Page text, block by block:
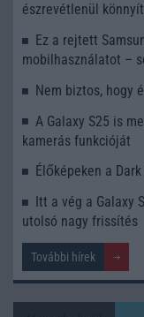
észrevétlenül
Ez a rejtett
mobilhasználatot –
Nem biztos, hogy
A Galaxy S25 is
kamerás funkcióját
Élőképeken a
Itt a vég a Galaxy
utolsó nagy frissítés
További hírek